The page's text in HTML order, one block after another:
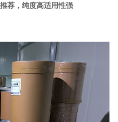
荐，纯度高适用性强